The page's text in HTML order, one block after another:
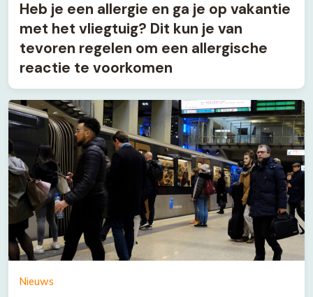
Heb je een allergie en ga je op vakantie
met het vliegtuig? Dit kun je van
tevoren regelen om een allergische
reactie te voorkomen
Nieuws